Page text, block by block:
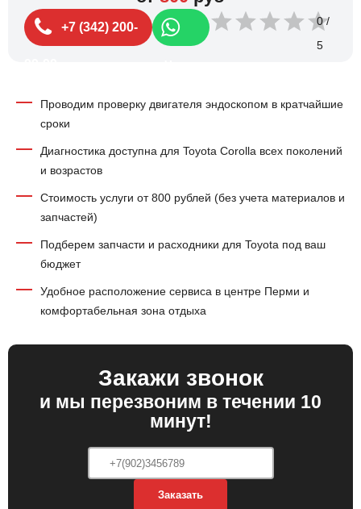
+7 (342) 200- 0
Проводим проверку двигателя эндоскопом в кратчайшие
сроки
Диагностика доступна для Toyota Corolla всех поколений
и возрастов
Стоимость услуги от 800 рублей (без учета материалов и
запчастей)
Подберем запчасти и расходники для Toyota под ваш
бюджет
Удобное расположение сервиса в центре Перми и
комфортабельная зона отдыха
Закажи звонок
и мы перезвоним в течении 10
минут!
Заказать